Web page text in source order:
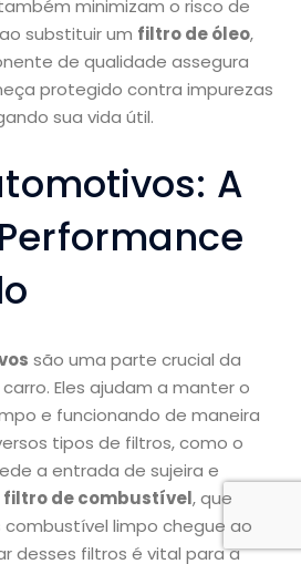
minimizam o risco de
substituir um filtro de óleo,
de qualidade assegura
protegido contra impurezas
sua vida útil.
A
são uma parte crucial da
Eles ajudam a manter o
e funcionando de maneira
tipos de filtros, como o
a entrada de sujeira e
filtro de combustível, que
limpo chegue ao
desses filtros é vital para a